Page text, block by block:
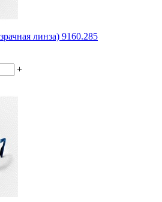
линза) 9160.285
+